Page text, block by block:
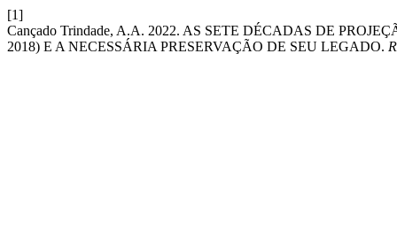
[1]
Cançado Trindade, A.A. 2022. AS SETE DÉCADAS DE
2018) E A NECESSÁRIA PRESERVAÇÃO DE SEU LEGADO.